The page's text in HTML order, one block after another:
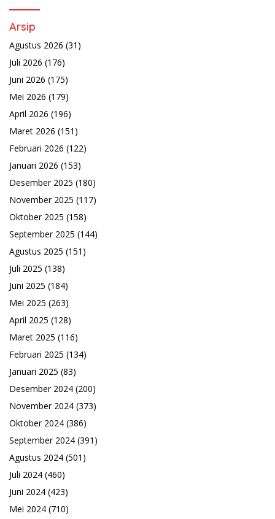
Arsip
Agustus 2026 (31)
Juli 2026 (176)
Juni 2026 (175)
Mei 2026 (179)
April 2026 (196)
Maret 2026 (151)
Februari 2026 (122)
Januari 2026 (153)
Desember 2025 (180)
November 2025 (117)
Oktober 2025 (158)
September 2025 (144)
Agustus 2025 (151)
Juli 2025 (138)
Juni 2025 (184)
Mei 2025 (263)
April 2025 (128)
Maret 2025 (116)
Februari 2025 (134)
Januari 2025 (83)
Desember 2024 (200)
November 2024 (373)
Oktober 2024 (386)
September 2024 (391)
Agustus 2024 (501)
Juli 2024 (460)
Juni 2024 (423)
Mei 2024 (710)